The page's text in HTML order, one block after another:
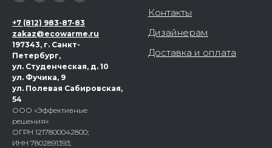
+7 (812) 983-87-83
zakaz@ecowarme.ru
197343, г. Санкт-
Петербург,
ул. Студенческая, д. 10
ул. Фучика, 9
ул. Полевая Сабировская,
54
ООО «Эффективные
решения»
ОГРН 1217800042800;
ИНН 7802891393;
Контакты
Дизайнерам
Доставка и оплата